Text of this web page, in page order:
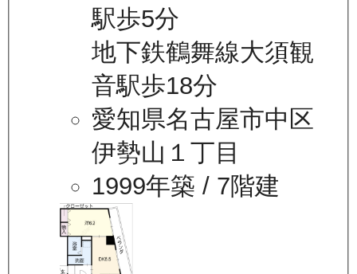
駅歩5分
地下鉄鶴舞線大須観
音駅歩18分
愛知県名古屋市中区
伊勢山１丁目
1999年築 / 7階建